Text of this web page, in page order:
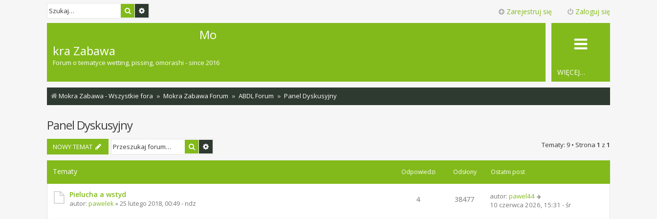
Szukaj Zaloguj się
Zarejestruj się
Mo
kra Zabawa
Forum o tematyce wetting, pissing, omorashi - since 2016
WIĘCEJ…
Mokra Zabawa - Wszystkie fora Mokra Zabawa Forum ABDL Forum Panel Dyskusyjny
Panel Dyskusyjny
NOWY TEMAT Szukaj Tematy: 9 • Strona 1 z 1
Tematy Odpowiedzi Odsłony Ostatni post
Pielucha a wstyd
autor: pawelek»25 lutego 2018, 00:49 - ndz 4 38477 autor: pawel44
10 czerwca 2026, 15:31 - śr